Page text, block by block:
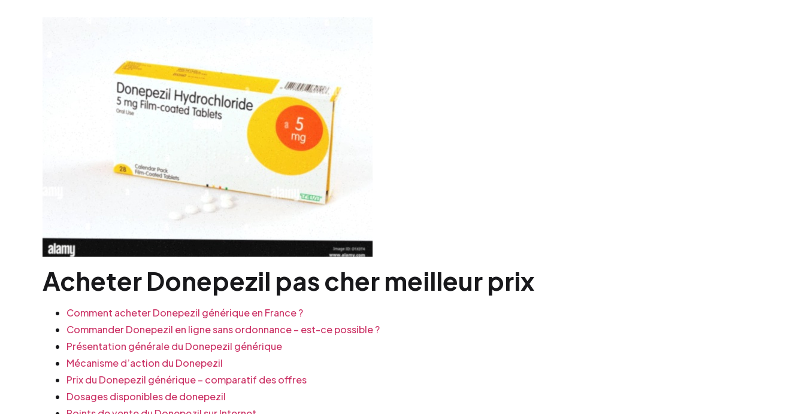
Acheter Donepezil pas cher meilleur prix
Comment acheter Donepezil générique en France ?
Commander Donepezil en ligne sans ordonnance – est-ce possible ?
Présentation générale du Donepezil générique
Mécanisme d’action du Donepezil
Prix du Donepezil générique – comparatif des offres
Dosages disponibles de donepezil